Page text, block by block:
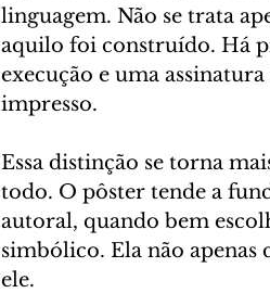
linguagem. Não se trata
aquilo foi construído. Há
execução e uma
impresso.
Essa distinção se torna
todo. O pôster tende a
autoral, quando bem
simbólico. Ela não apenas
ele.